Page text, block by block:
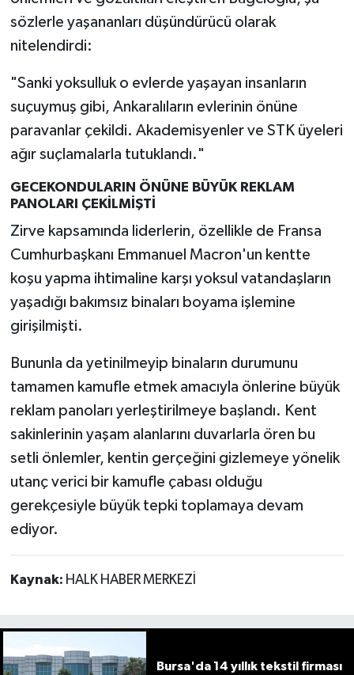
sözlerle yaşananları düşündürücü olarak
nitelendirdi:
"Sanki yoksulluk o evlerde yaşayan insanların
suçuymuş gibi, Ankaralıların evlerinin önüne
paravanlar çekildi. Akademisyenler ve STK üyeleri
ağır suçlamalarla tutuklandı."
GECEKONDULARIN ÖNÜNE BÜYÜK REKLAM
PANOLARI ÇEKİLMİŞTİ
Zirve kapsamında liderlerin, özellikle de Fransa
Cumhurbaşkanı Emmanuel Macron'un kentte
koşu yapma ihtimaline karşı yoksul vatandaşların
yaşadığı bakımsız binaları boyama işlemine
girişilmişti.
Bununla da yetinilmeyip binaların durumunu
tamamen kamufle etmek amacıyla önlerine büyük
reklam panoları yerleştirilmeye başlandı. Kent
sakinlerinin yaşam alanlarını duvarlarla ören bu
setli önlemler, kentin gerçeğini gizlemeye yönelik
utanç verici bir kamufle çabası olduğu
gerekçesiyle büyük tepki toplamaya devam
ediyor.
Kaynak: HALK HABER MERKEZİ
Bursa'da 14 yıllık tekstil firması